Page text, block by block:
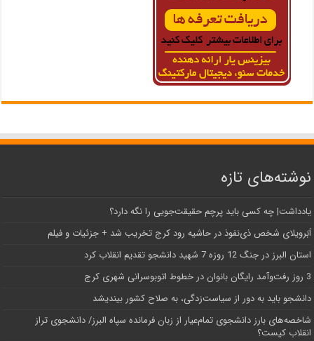
نوشته‌های تازه
یادداشت| ‌چه کسی باید پرچم حقیقت‌جویی را نگه دارد؟
اَبَر‌ویلای شخص ذی‌نفوذ در حاشیه‌ رود کرج تخریب شد + جزئیات و فیلم
استان البرز در جنگ 12 روزه 7 شهید دانشجو تقدیم انقلاب کرد
3 روز رفت‌وآمد رایگان بانوان در خطوط اتوبوسرانی شهری کرج
دانشجو باید به دور از سیاست‌زدگی، به صلاح کشور بیندیشد
شاخصه‌های بارز دانشجوی تمام‌عیار از زبان فرمانده سپاه البرز/ دانشجوی تراز
انقلاب کیست؟